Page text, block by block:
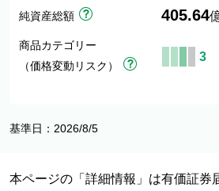
純資産総額 405.64
商品カテゴリー
（価格変動リスク）
3
基準日：2026/8/5
本ページの「詳細情報」は有価証券